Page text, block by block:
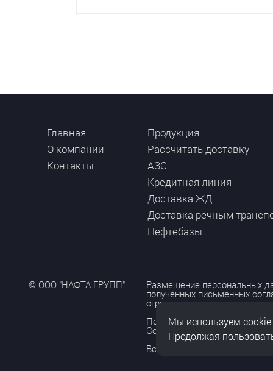
Главная
О компании
Контакты
Продукция
Рассчитать доставку
АЗС
Кредитная линия
Доставка ЖД
Доставка речным
Нефтебазы
© ООО "НАФТА ГРУПП" Размещение персональных
полученных письменных
ограничено и допускается
Политика обработки
Согласие на обработку
Все права защищены
Мы используем cookie
Продолжая